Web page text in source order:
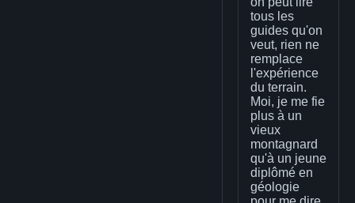
tous les
guides qu'on
veut, rien ne
remplace
l'expérience
du terrain.
Moi, je me fie
plus à un
vieux
montagnard
qu'à un jeune
diplômé en
géologie